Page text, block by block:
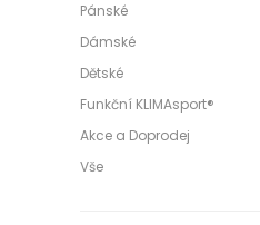
Pánské
Dámské
Dětské
Funkční KLIMAsport®
Akce a Doprodej
Vše